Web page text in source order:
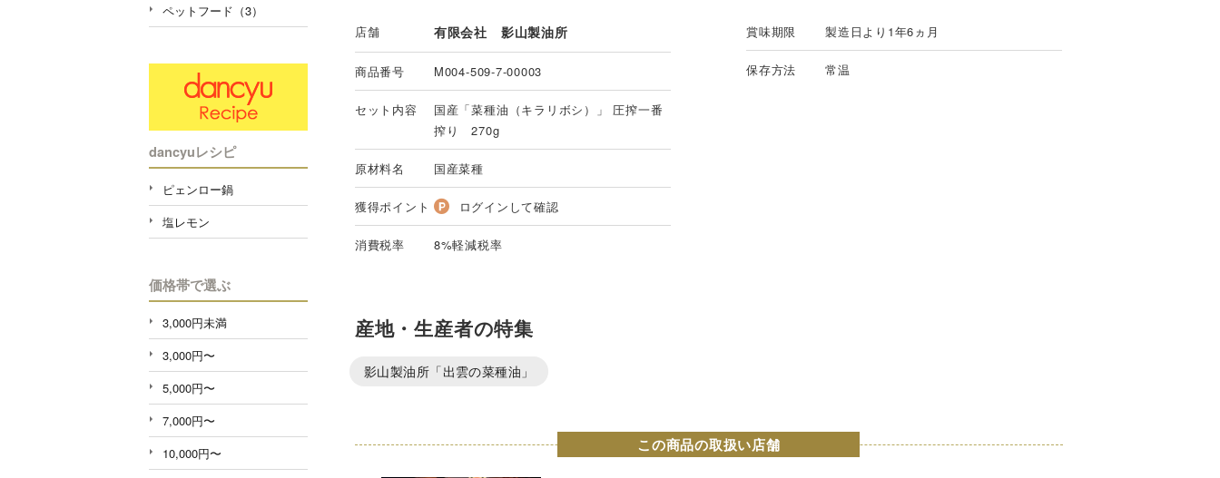
店舗 有限会社 影山製油所
商品番号 M004-509-7-00003
セット内容
国産「菜種油（キラリボシ）」 圧搾一番
搾り 270g
原材料名 国産菜種
獲得ポイント ログインして確認
消費税率 8%軽減税率
賞味期限 製造日より1年6ヵ月
保存方法 常温
産地・生産者の特集
影山製油所「出雲の菜種油」
この商品の取扱い店舗
ペットフード（3）
dancyuレシピ
ピェンロー鍋
塩レモン
価格帯で選ぶ
3,000円未満
3,000円〜
5,000円〜
7,000円〜
10,000円〜